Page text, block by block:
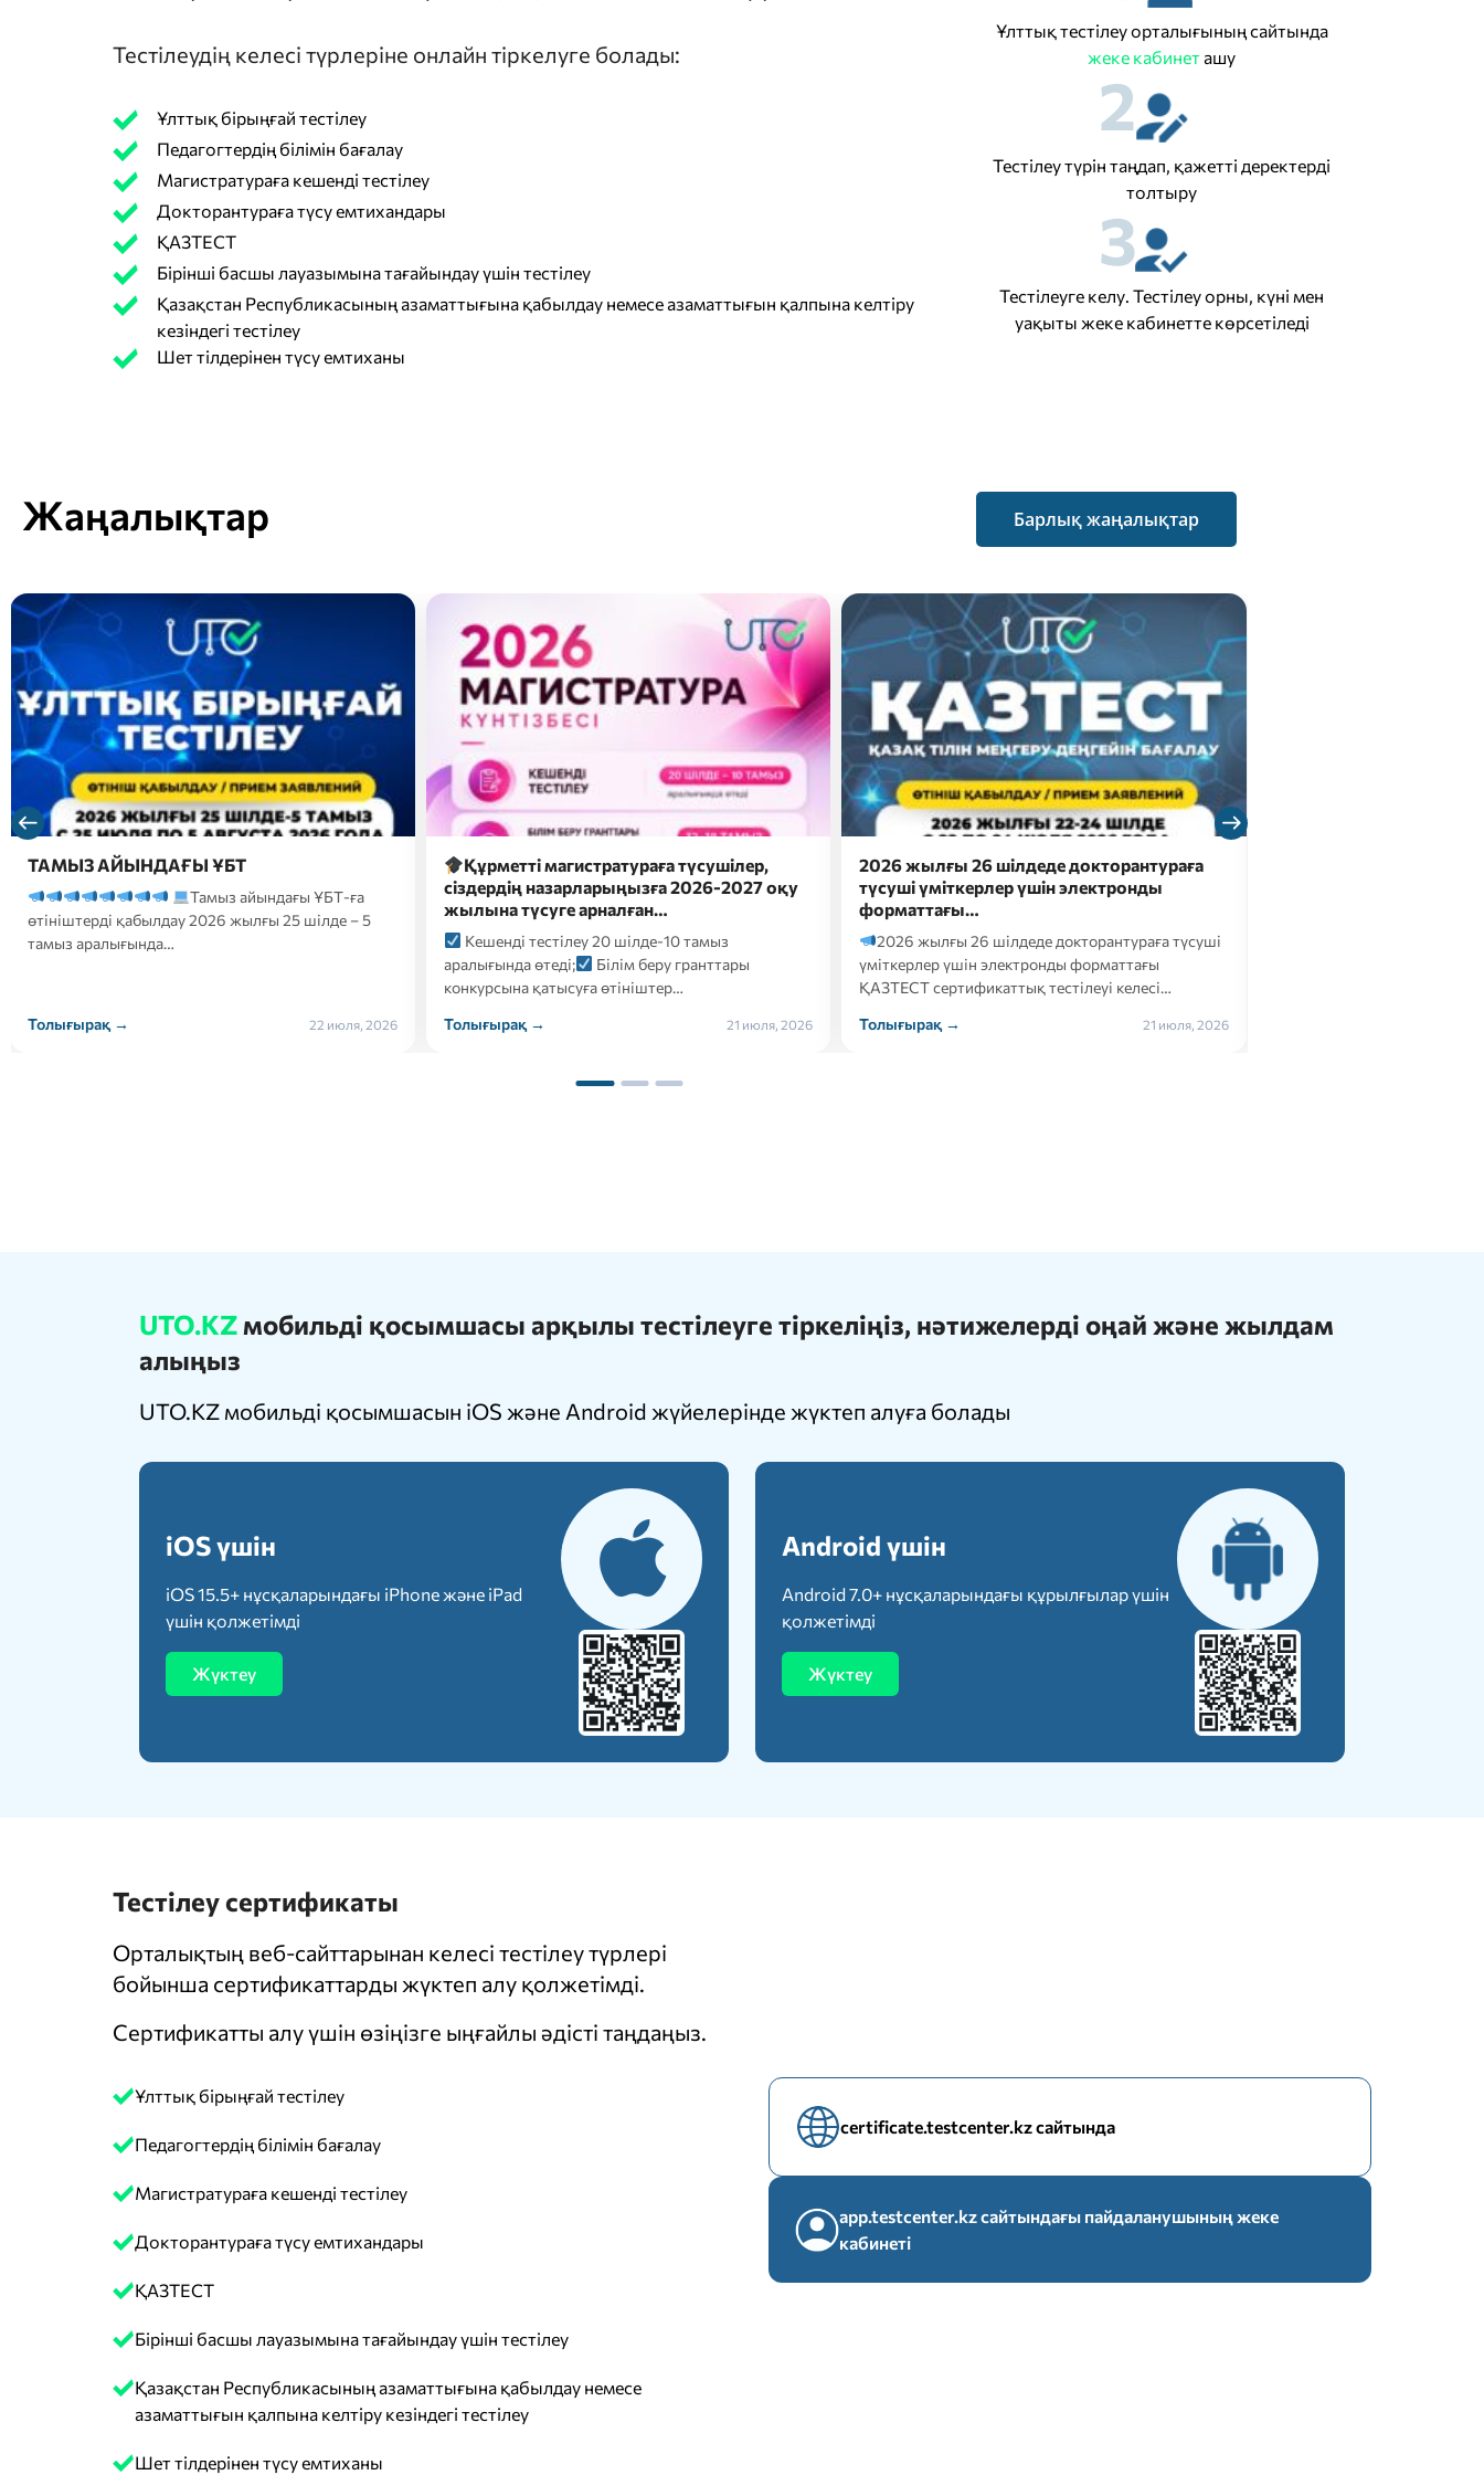
Тестілеудің келесі түрлеріне онлайн тіркелуге болады:
Ұлттық бірыңғай тестілеу
Педагогтердің білімін бағалау
Магистратураға кешенді тестілеу
Докторантураға түсу емтихандары
ҚАЗТЕСТ
Бірінші басшы лауазымына тағайындау үшін тестілеу
Қазақстан Республикасының азаматтығына қабылдау немесе азаматтығын қалпына келтіру
кезіндегі тестілеу
Шет тілдерінен түсу емтиханы
Ұлттық тестілеу орталығының сайтында
жеке кабинет ашу
2
Тестілеу түрін таңдап, қажетті деректерді
толтыру
3
Тестілеуге келу. Тестілеу орны, күні мен
уақыты жеке кабинетте көрсетіледі
Жаңалықтар Барлық жаңалықтар
ТАМЫЗ АЙЫНДАҒЫ ҰБТ
Тамыз айындағы ҰБТ-ға
өтініштерді қабылдау 2026 жылғы 25 шілде – 5
тамыз аралығында…
Толығырақ → 22 июля, 2026
Құрметті магистратураға түсушілер,
сіздердің назарларыңызға 2026-2027 оқу
жылына түсуге арналған…
Кешенді тестілеу 20 шілде-10 тамыз
аралығында өтеді;
Білім беру гранттары
конкурсына қатысуға өтініштер…
Толығырақ →
21 июля, 2026
2026 жылғы 26 шілдеде докторантураға
түсуші үміткерлер үшін электронды
форматтағы…
2026 жылғы 26 шілдеде докторантураға түсуші
үміткерлер үшін электронды форматтағы
ҚАЗТЕСТ сертификаттық тестілеуі келесі…
Толығырақ →
21 июля, 2026
UTO.KZ мобильді қосымшасы арқылы тестілеуге тіркеліңіз, нәтижелерді оңай және жылдам
алыңыз
UTO.KZ мобильді қосымшасын iOS және Android жүйелерінде жүктеп алуға болады
iOS үшін
iOS 15.5+ нұсқаларындағы iPhone және iPad
үшін қолжетімді
Жүктеу
Android үшін
Android 7.0+ нұсқаларындағы құрылғылар үшін
қолжетімді
Жүктеу
Тестілеу сертификаты
Орталықтың веб-сайттарынан келесі тестілеу түрлері
бойынша сертификаттарды жүктеп алу қолжетімді.
Сертификатты алу үшін өзіңізге ыңғайлы әдісті таңдаңыз.
Ұлттық бірыңғай тестілеу
Педагогтердің білімін бағалау
Магистратураға кешенді тестілеу
Докторантураға түсу емтихандары
ҚАЗТЕСТ
Бірінші басшы лауазымына тағайындау үшін тестілеу
Қазақстан Республикасының азаматтығына қабылдау немесе
азаматтығын қалпына келтіру кезіндегі тестілеу
Шет тілдерінен түсу емтиханы
certificate.testcenter.kz сайтында
app.testcenter.kz сайтындағы пайдаланушының жеке
кабинеті